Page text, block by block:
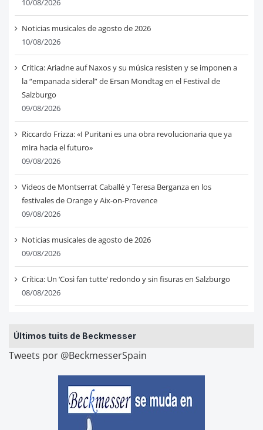
10/08/2026
Noticias musicales de agosto de 2026
10/08/2026
Critica: Ariadne auf Naxos y su música resisten y se imponen a
la “empanada sideral” de Ersan Mondtag en el Festival de
Salzburgo
09/08/2026
Riccardo Frizza: «I Puritani es una obra revolucionaria que ya
mira hacia el futuro»
09/08/2026
Videos de Montserrat Caballé y Teresa Berganza en los
festivales de Orange y Aix-on-Provence
09/08/2026
Noticias musicales de agosto de 2026
09/08/2026
Crítica: Un ‘Così fan tutte’ redondo y sin fisuras en Salzburgo
08/08/2026
Últimos tuits de Beckmesser
Tweets por @BeckmesserSpain